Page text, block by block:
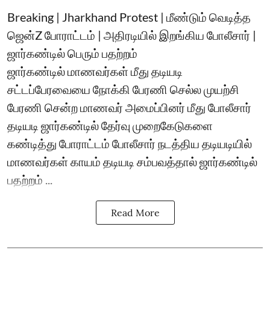
Breaking | Jharkhand Protest | மீண்டும் வெடித்த
ஜென்Z போராட்டம் | அதிரடியில் இறங்கிய போலீசார் |
ஜார்கண்டில் பெரும் பதற்றம்
ஜார்கண்டில் மாணவர்கள் மீது தடியடி
சட்டப்பேரவையை நோக்கி பேரணி செல்ல முயற்சி
பேரணி சென்ற மாணவர் அமைப்பினர் மீது போலீசார்
தடியடி ஜார்கண்டில் தேர்வு முறைகேடுகளை
கண்டித்து போராட்டம் போலீசார் நடத்திய தடியடியில்
மாணவர்கள் காயம் தடியடி சம்பவத்தால் ஜார்கண்டில்
பதற்றம் ...
Read More